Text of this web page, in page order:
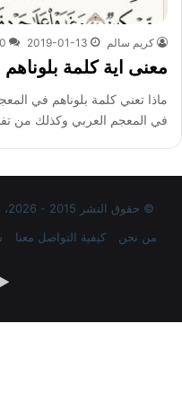
كريم سالم 2019-01-13
0
معنى اية كلمة بلوناهم
ماذا تعني كلمة بلوناهم في
في المعجم العربي وكذلك من
© حقوق النشر 2015 - 2026، جميع الحقوق محفوظة | الصفحة العربية
من نحن
كيفية التواصل معنا